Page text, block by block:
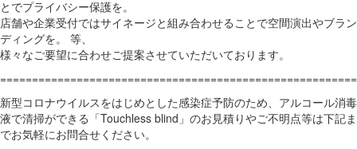
とでプライバシー保護を。
店舗や企業受付ではサイネージと組み合わせることで空間演出やブラン
ディングを。 等、
様々なご要望に合わせご提案させていただいております。
新型コロナウイルスをはじめとした感染症予防のため、アルコール消毒
液で清掃ができる「Touchless blind」のお見積りやご不明点等は下記ま
でお気軽にお問合せください。